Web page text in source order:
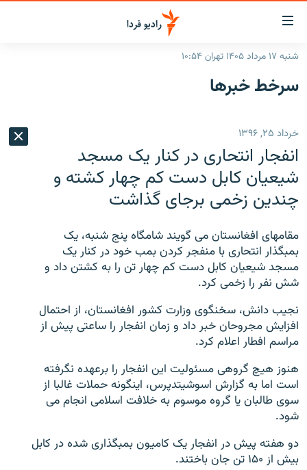
لینک‌های
قابلیت
دسترسی
بازگشت
اصلی
رفتن
صفحه
جستجو
ایران
رادیو
انتخاب کنید و بشنوید
برنامه‌های رادیویی
پادکست
چندرسانه‌ای
گزارش‌های ویدئویی
English
به ما بپیوندید
زبان‌های دیگر
شنبه ۱۷ مرداد ۱۴۰۵ تهران ۱۰:۵۴
سرخط‌ خبرها
خرداد ۲۵, ۱۳۹۶
انفجار انتحاری در کنار یک مسجد
شیعیان کابل دست کم چهار کشته و
چندین زخمی برجای گذاشت
مقامهای افغانستان می گویند شامگاه پنج شنبه، یک
بمبگذار انتحاری با منفجر کردن بمب خود در کنار یک
مسجد شیعیان کابل دست کم چهار تن را به کشتن داد و
شش نفر را زخمی کرد.
نجیب دانش، سخنگوی وزارت کشور افغانستان، از احتمال
افزایش مجروحان خبر داد و زمان انفجار را ساعتی پیش از
مراسم افطار اعلام کرد.
هنوز هیچ گروهی مسئولیت این انفجار را برعهده نگرفته
است اما به گزارش اسوشیتدپرس، اینگونه حملات غالبا از
سوی طالبان یا گروه موسوم به خلافت اسلامی انجام می
شود.
دو هفته پیش در انفجار یک کامیون بمبگذاری شده در کابل
بیش از ۱۵۰ تن جان باختند.